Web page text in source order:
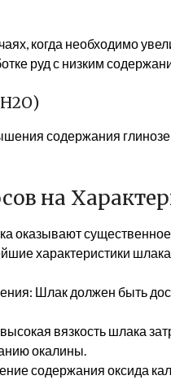
когда необходимо
руд с низким
содержания
на
оказывают
характеристики
Шлак должен быть
вязкость шлака
окалины.
содержания оксида